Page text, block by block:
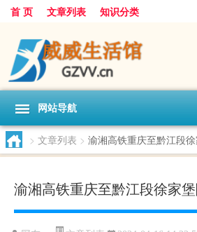
首 页 文章列表 知识分类
网站导航
> 文章列表 > 渝湘高铁重庆至黔江段
渝湘高铁重庆至黔江段徐家